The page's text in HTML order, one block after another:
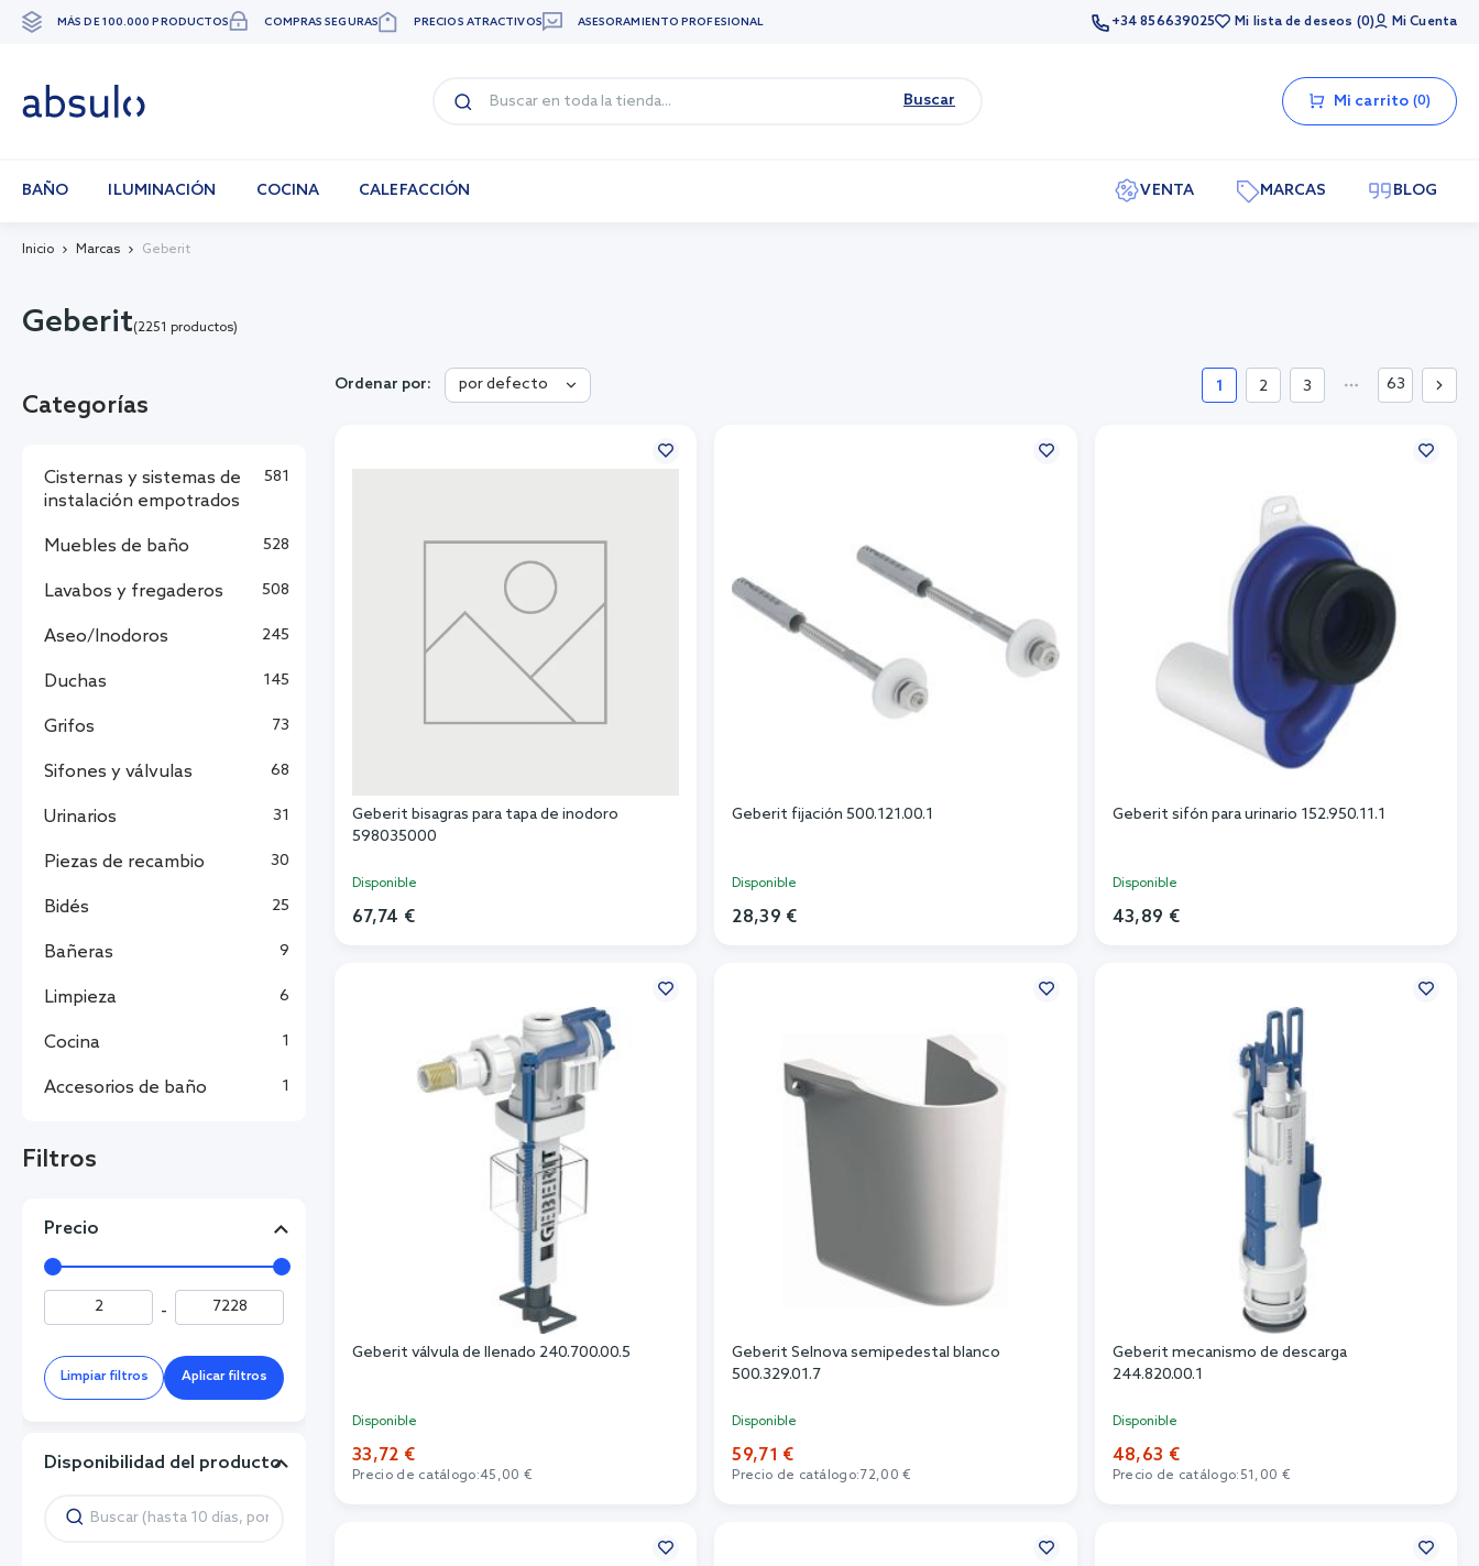
Ir
MÁS DE 100.000 PRODUCTOS COMPRAS SEGURAS PRECIOS ATRACTIVOS ASESORAMIENTO PROFESIONAL +34 856639025 Mi lista de deseos 0 Mi Cuenta
Buscar Mi carrito 0
BAÑO ILUMINACIÓN COCINA CALEFACCIÓN VENTA MARCAS BLOG
Inicio Marcas Geberit
Geberit(2251 productos)
Ordenar por: por defecto 1 2 3 63
Geberit bisagras para tapa de inodoro
598035000
Disponible
67,74 €
Geberit fijación 500.121.00.1
Disponible
28,39 €
Geberit sifón para urinario 152.950.11.1
Disponible
43,89 €
Geberit válvula de llenado 240.700.00.5
Disponible
33,72 €
Precio de catálogo:45,00 €
Geberit Selnova semipedestal blanco
500.329.01.7
Disponible
59,71 €
Precio de catálogo: 72,00 €
Geberit mecanismo de descarga
244.820.00.1
Disponible
48,63 €
Precio de catálogo: 51,00 €
Categorías
Cisternas y sistemas de
instalación empotrados
581
Muebles de baño 528
Lavabos y fregaderos 508
Aseo/Inodoros 245
Duchas 145
Grifos 73
Sifones y válvulas 68
Urinarios 31
Piezas de recambio 30
Bidés 25
Bañeras 9
Limpieza 6
Cocina 1
Accesorios de baño 1
Filtros
Precio
-
Limpiar filtros Aplicar filtros
Disponibilidad del producto